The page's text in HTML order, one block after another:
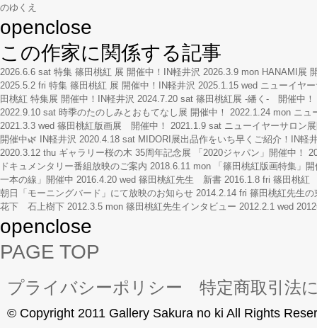
のゆくえ
openclose
この作家に関係する記事
2026.6.6 sat 特集 篠田桃紅 展 開催中！IN軽井沢 2026.3.9 mon HANAMI展
2025.5.2 fri 特集 篠田桃紅 展 開催中！IN軽井沢 2025.1.15 wed ニューイヤ
田桃紅 特集展 開催中！IN軽井沢 2024.7.20 sat 篠田桃紅展 -繙く- 開催中！
2022.9.10 sat 時季のたのしみとおもてなし展 開催中！ 2022.1.24 mon ニュ
2021.3.3 wed 篠田桃紅版画展 開催中！ 2021.1.9 sat ニューイヤーサロン
開催中🌿 IN軽井沢 2020.4.18 sat MIDORI展出品作をいち早くご紹介！IN軽
2020.3.12 thu ギャラリー桜の木 35周年記念展 「2020ジャパン」開催中！
ドキュメンタリー番組放映のご案内 2018.6.11 mon
「篠田桃紅版画特集」
一本の線」開催中 2016.4.20 wed 篠田桃紅先生 新書 2016.1.8 fri 篠田桃紅
朝日「モーニングバード」にて放映のお知らせ 2014.2.14 fri 篠田桃紅先生
花下 石上樹下 2012.3.5 mon 篠田桃紅先生インタビュー 2012.2.1 wed
openclose
PAGE TOP
プライバシーポリシー 特定商取引法
© Copyright 2011 Gallery Sakura no ki All Rights